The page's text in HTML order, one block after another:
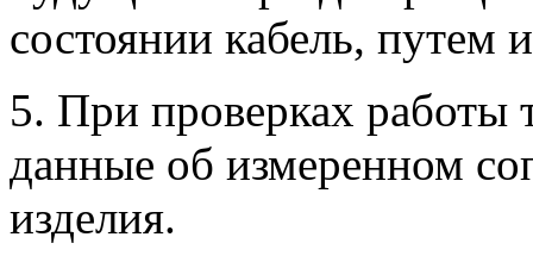
состоянии кабель, путем
5. При проверках работы
данные об измеренном
изделия.